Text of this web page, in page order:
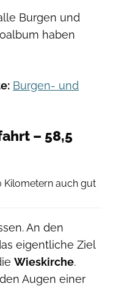
Burgen und
haben
Burgen- und
– 58,5
Kilometern auch gut
An den
eigentliche Ziel
Wieskirche.
Augen einer